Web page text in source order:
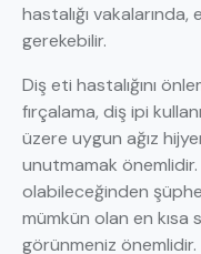
hastalığı
gerekebilir.
Diş eti hastalığını
fırçalama, diş ipi
üzere uygun ağız
unutmamak önemlidir.
olabileceğinden
mümkün olan en kısa
görünmeniz önemlidir.